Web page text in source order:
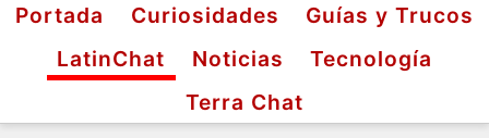
Portada Curiosidades
Guías y Trucos
LatinChat
Noticias
Tecnología
Terra Chat